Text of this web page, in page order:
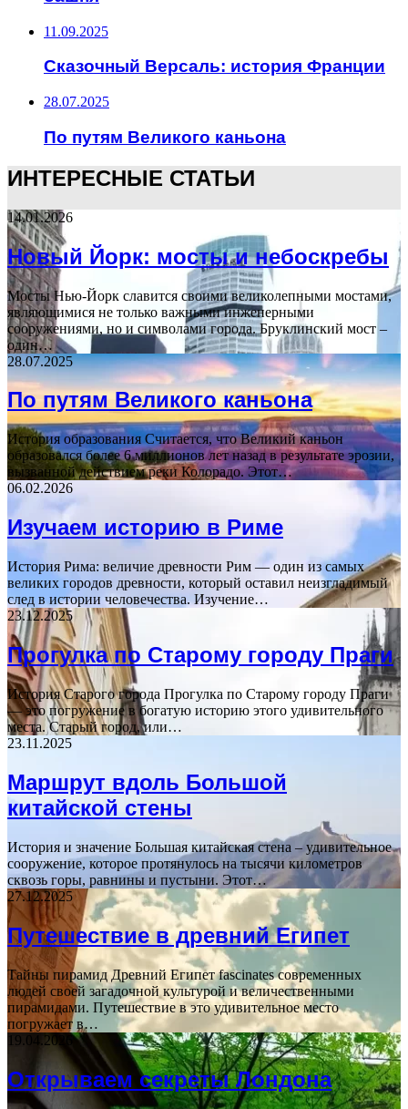
11.09.2025
Сказочный Версаль: история Франции
28.07.2025
По путям Великого каньона
ИНТЕРЕСНЫЕ СТАТЬИ
14.01.2026
Новый Йорк: мосты и небоскребы
Мосты Нью-Йорк славится своими великолепными мостами,
являющимися не только важными инженерными
сооружениями, но и символами города. Бруклинский мост –
один…
28.07.2025
По путям Великого каньона
История образования Считается, что Великий каньон
образовался более 6 миллионов лет назад в результате эрозии,
вызванной действием реки Колорадо. Этот…
06.02.2026
Изучаем историю в Риме
История Рима: величие древности Рим — один из самых
великих городов древности, который оставил неизгладимый
след в истории человечества. Изучение…
23.12.2025
Прогулка по Старому городу Праги
История Старого города Прогулка по Старому городу Праги
— это погружение в богатую историю этого удивительного
места. Старый город, или…
23.11.2025
Маршрут вдоль Большой
китайской стены
История и значение Большая китайская стена – удивительное
сооружение, которое протянулось на тысячи километров
сквозь горы, равнины и пустыни. Этот…
27.12.2025
Путешествие в древний Египет
Тайны пирамид Древний Египет fascinates современных
людей своей загадочной культурой и величественными
пирамидами. Путешествие в это удивительное место
погружает в…
19.04.2026
Открываем секреты Лондона